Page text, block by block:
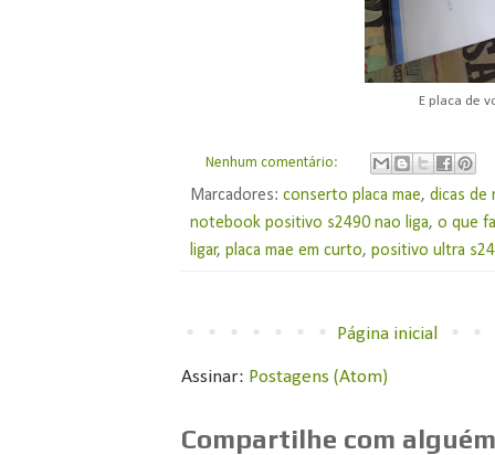
E placa de
Nenhum comentário:
Marcadores:conserto placa mae,dicas de
notebook positivo s2490 nao liga,o que
ligar,placa mae em curto,positivo ultra
Página inicial
Assinar: Postagens (Atom)
Compartilhe com